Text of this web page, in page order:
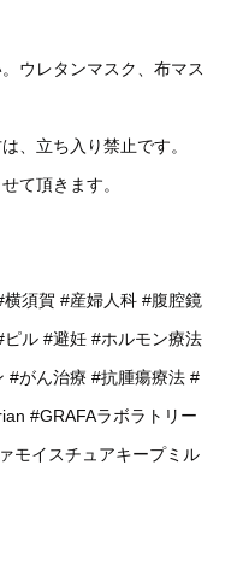
ウレタンマスク、布マス
、立ち入り禁止です。
て頂きます。
横須賀 #産婦人科 #腹腔鏡
ピル #避妊 #ホルモン療法
#がん治療 #抗腫瘍療法 #
#GRAFAラボラトリー
モイスチュアキープミル